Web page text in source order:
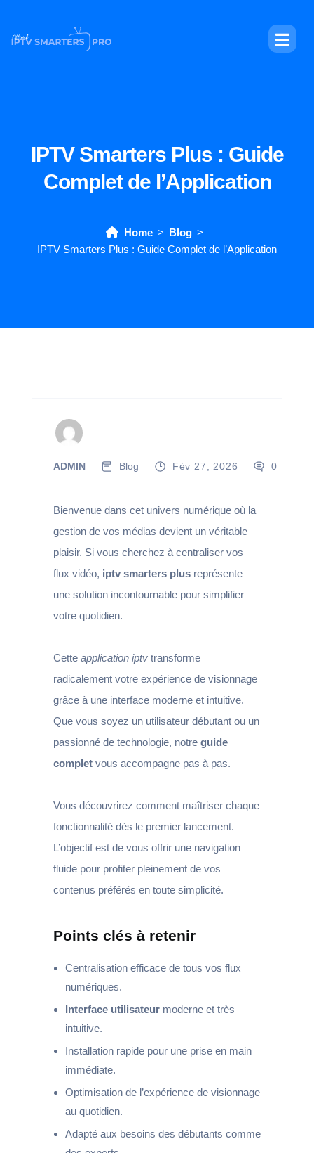
IPTV Smarters Plus : Guide
Complet de l’Application
Home
Blog
IPTV Smarters Plus : Guide Complet de l’Application
ADMIN Blog Fév 27, 2026 0
Bienvenue dans cet univers numérique où la
gestion de vos médias devient un véritable
plaisir. Si vous cherchez à centraliser vos
flux vidéo, iptv smarters plusreprésente
une solution incontournable pour simplifier
votre quotidien.
Cette application iptvtransforme
radicalement votre expérience de visionnage
grâce à une interface moderne et intuitive.
Que vous soyez un utilisateur débutant ou un
passionné de technologie, notre guide
completvous accompagne pas à pas.
Vous découvrirez comment maîtriser chaque
fonctionnalité dès le premier lancement.
L’objectif est de vous offrir une navigation
fluide pour profiter pleinement de vos
contenus préférés en toute simplicité.
Points clés à retenir
Centralisation efficace de tous vos flux
numériques.
Interface utilisateurmoderne et très
intuitive.
Installation rapide pour une prise en main
immédiate.
Optimisation de l’expérience de visionnage
au quotidien.
Adapté aux besoins des débutants comme